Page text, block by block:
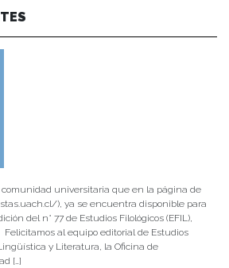
universitaria que en la página de
), ya se encuentra disponible para
del n° 77 de Estudios Filológicos (EFIL),
al equipo editorial de Estudios
y Literatura, la Oficina de
[…]